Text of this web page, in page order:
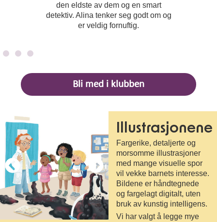
den eldste av dem og en smart
detektiv. Alina tenker seg godt om og
er veldig fornuftig.
Bli med i klubben
Illustrasjonene
Fargerike, detaljerte og
morsomme illustrasjoner
med mange visuelle spor
vil vekke barnets interesse.
Bildene er håndtegnede
og fargelagt digitalt, uten
bruk av kunstig intelligens.
Vi har valgt å legge mye